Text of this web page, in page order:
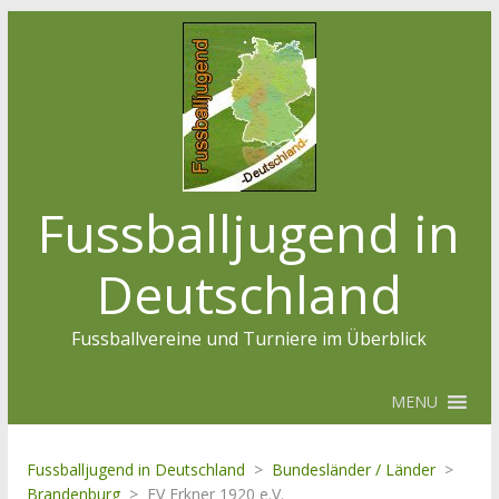
Fussballjugend in
Deutschland
Fussballvereine und Turniere im Überblick
MENU
Fussballjugend in Deutschland > Bundesländer / Länder >
Brandenburg > FV Erkner 1920 e.V.